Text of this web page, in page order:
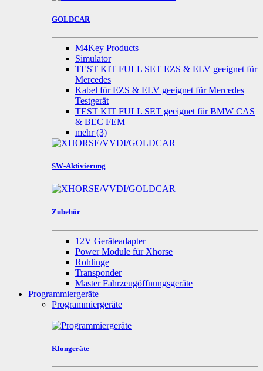
GOLDCAR
M4Key Products
Simulator
TEST KIT FULL SET EZS & ELV geeignet für
Mercedes
Kabel für EZS & ELV geeignet für Mercedes
Testgerät
TEST KIT FULL SET geeignet für BMW CAS
& BEC FEM
mehr(3)
SW-Aktivierung
Zubehör
12V Geräteadapter
Power Module für Xhorse
Rohlinge
Transponder
Master Fahrzeugöffnungsgeräte
Programmiergeräte
Programmiergeräte
Klongeräte